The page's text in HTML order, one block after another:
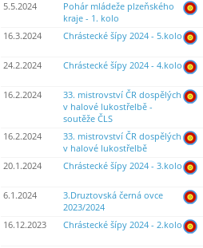
5.5.2024
Pohár mládeže plzeňského
kraje - 1. kolo
16.3.2024 Chrástecké šípy 2024 - 5.kolo
24.2.2024 Chrástecké šípy 2024 - 4.kolo
16.2.2024
33. mistrovství ČR dospělých
v halové lukostřelbě -
soutěže ČLS
16.2.2024
33. mistrovství ČR dospělých
v halové lukostřelbě
20.1.2024 Chrástecké šípy 2024 - 3.kolo
6.1.2024
3.Druztovská černá ovce
2023/2024
16.12.2023 Chrástecké šípy 2024 - 2.kolo